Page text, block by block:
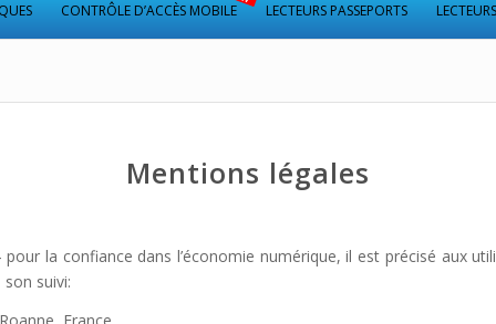
CONTRÔLE D’ACCÈS MOBILE LECTEURS PASSEPORTS
Mentions légales
la confiance dans l’économie numérique, il est précisé aux
suivi: